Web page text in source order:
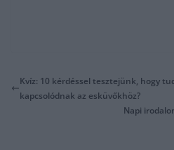
Kvíz: 10 kérdéssel tesztejünk, hogy
kapcsolódnak az esküvőkhöz?
Napi